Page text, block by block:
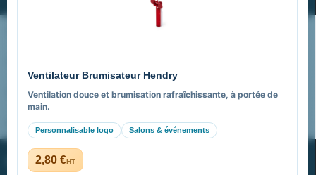
Ventilateur Brumisateur Hendry
Ventilation douce et brumisation rafraîchissante, à portée de
main.
Personnalisable logo Salons & événements
2,80 €HT
Nos expertises & accompagnement global
FAQ sur Promenoch Goodies Pub France
Pourquoi ça a marché à 100% pour moi ?
PROMENOCH GOODIES